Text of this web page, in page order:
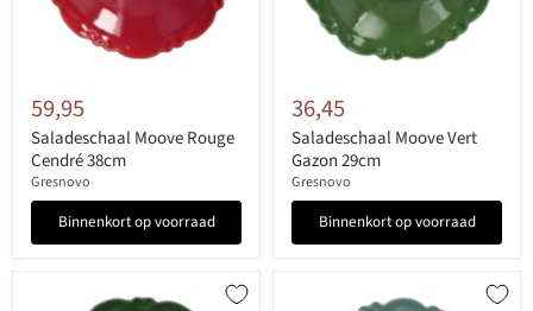
59,95
Saladeschaal Moove Rouge
Cendré 38cm
Gresnovo
Binnenkort op voorraad
36,45
Saladeschaal Moove Vert
Gazon 29cm
Gresnovo
Binnenkort op voorraad